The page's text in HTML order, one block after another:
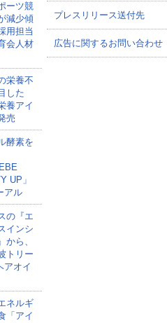
ーツ競
減少傾
用担当
会人材
栄養不
した
養アイ
売
酵素を
UP」
アル
の『エ
インシ
から、
トリー
アオイ
ネルギ
「アイ
プレスリリース送付先
広告に関するお問い合わせ